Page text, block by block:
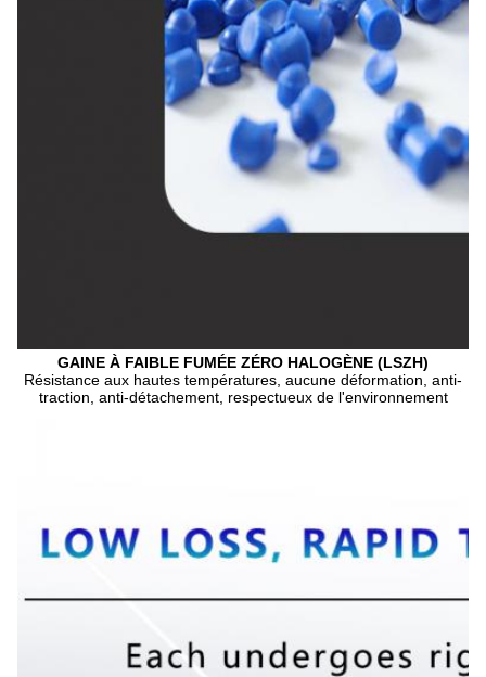
GAINE À FAIBLE FUMÉE ZÉRO HALOGÈNE (LSZH)
Résistance aux hautes températures, aucune déformation, anti-
traction, anti-détachement, respectueux de l'environnement